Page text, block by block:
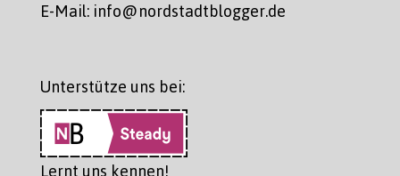
E-Mail: info@nordstadtblogger.de
Unterstütze uns bei:
Lernt uns kennen!